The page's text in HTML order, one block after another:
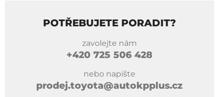
POTŘEBUJETE PORADIT?
zavolejte nám
+420 725 506 428
nebo napište
prodej.toyota@autokpplus.cz